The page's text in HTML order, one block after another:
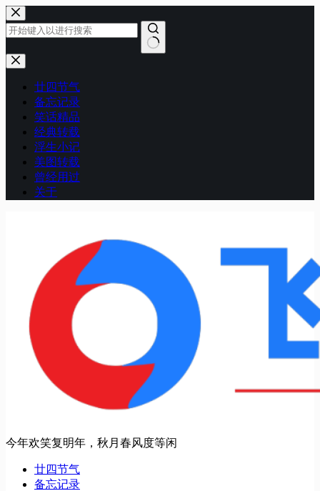
跳
至
内
容
无
廿四节气
备忘记录
笑话精品
经典转载
浮生小记
美图转载
曾经用过
关于
今年欢笑复明年，秋月春风度等闲
廿四节气
备忘记录